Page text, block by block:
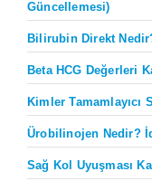
Güncellemesi)
Bilirubin Direkt
Beta HCG Değerleri
Kimler Tamamlayıcı
Ürobilinojen Nedir?
Sağ Kol Uyuşması